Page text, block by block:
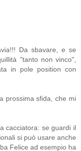
Da sbavare, e se
"tanto non vinco",
in pole position con
prossima sfida, che mi
cacciatora: se guardi il
si può usare anche
Felice ad esempio ha